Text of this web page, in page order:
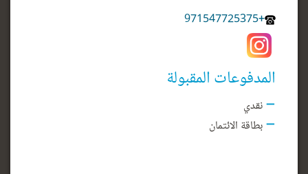
+971547725375
المدفوعات المقبولة
نقدي
بطاقة الائتمان